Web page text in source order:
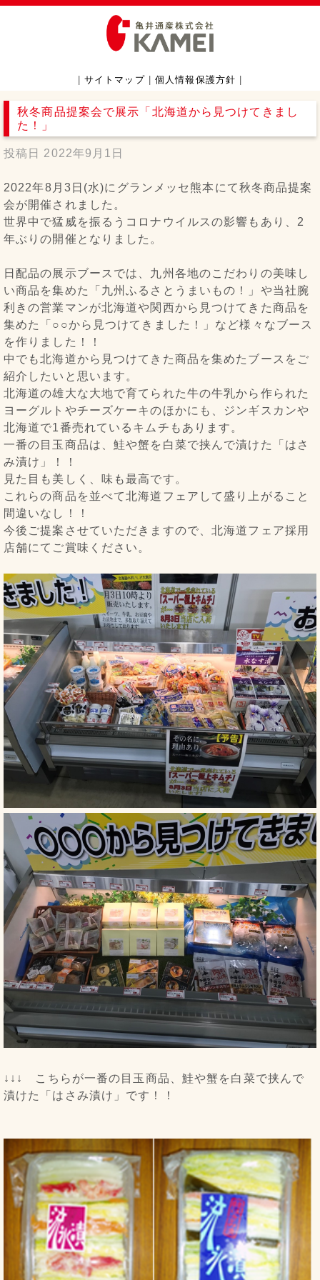
サイトマップ|個人情報保護方針
秋冬商品提案会で展示「北海道から見つけてきまし
た！」
投稿日 2022年9月1日
2022年8月3日(水)にグランメッセ熊本にて秋冬商品提案
会が開催されました。
世界中で猛威を振るうコロナウイルスの影響もあり、2
年ぶりの開催となりました。
日配品の展示ブースでは、九州各地のこだわりの美味し
い商品を集めた「九州ふるさとうまいもの！」や当社腕
利きの営業マンが北海道や関西から見つけてきた商品を
集めた「○○から見つけてきました！」など様々なブース
を作りました！！
中でも北海道から見つけてきた商品を集めたブースをご
紹介したいと思います。
北海道の雄大な大地で育てられた牛の牛乳から作られた
ヨーグルトやチーズケーキのほかにも、ジンギスカンや
北海道で1番売れているキムチもあります。
一番の目玉商品は、鮭や蟹を白菜で挟んで漬けた「はさ
み漬け」！！
見た目も美しく、味も最高です。
これらの商品を並べて北海道フェアして盛り上がること
間違いなし！！
今後ご提案させていただきますので、北海道フェア採用
店舗にてご賞味ください。
↓↓↓ こちらが一番の目玉商品、鮭や蟹を白菜で挟んで
漬けた「はさみ漬け」です！！